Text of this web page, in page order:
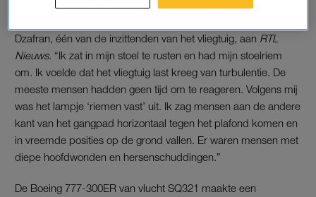
Dzafran, één van de inzittenden van het vliegtuig, aan RTL
Nieuws. “Ik zat in mijn stoel te rusten en had mijn stoelriem
om. Ik voelde dat het vliegtuig last kreeg van turbulentie. De
meeste mensen hadden geen tijd om te reageren. Volgens mij
was het lampje ‘riemen vast’ uit. Ik zag mensen aan de andere
kant van het gangpad horizontaal tegen het plafond komen en
in vreemde posities op de grond vallen. Er waren mensen met
diepe hoofdwonden en hersenschuddingen.”
De Boeing 777-300ER van vlucht SQ321 maakte een